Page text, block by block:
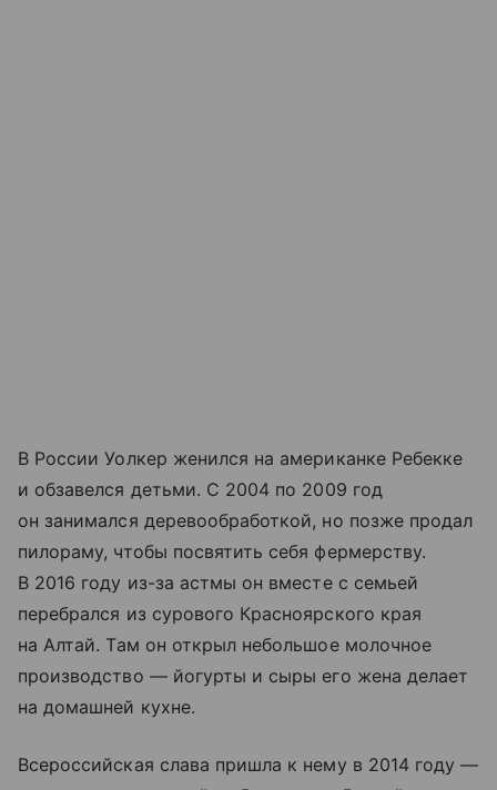
В России Уолкер женился на американке Ребекке
и обзавелся детьми. С 2004 по 2009 год
он занимался деревообработкой, но позже продал
пилораму, чтобы посвятить себя фермерству.
В 2016 году из-за астмы он вместе с семьей
перебрался из сурового Красноярского края
на Алтай. Там он открыл небольшое молочное
производство — йогурты и сыры его жена делает
на домашней кухне.
Всероссийская слава пришла к нему в 2014 году —